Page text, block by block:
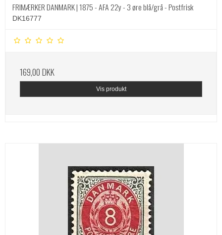
FRIMÆRKER DANMARK | 1875 - AFA 22y - 3 øre blå/grå - Postfrisk
DK16777
169,00 DKK
Vis produkt